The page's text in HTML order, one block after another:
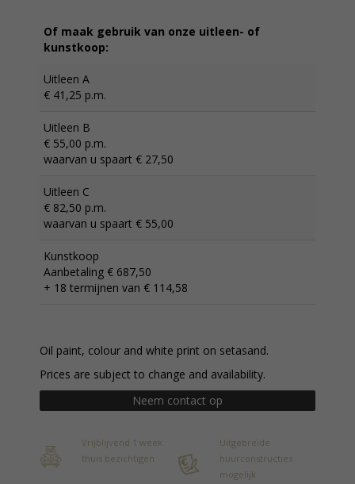
Of maak gebruik van onze uitleen- of
kunstkoop:
Uitleen A
€ 41,25 p.m.
Uitleen B
€ 55,00 p.m.
waarvan u spaart € 27,50
Uitleen C
€ 82,50 p.m.
waarvan u spaart € 55,00
Kunstkoop
Aanbetaling € 687,50
+ 18 termijnen van € 114,58
Oil paint, colour and white print on setasand.
Prices are subject to change and availability.
Neem contact op
Vrijblijvend 1 week
thuis bezichtigen
Uitgebreide
huurconstructies
mogelijk